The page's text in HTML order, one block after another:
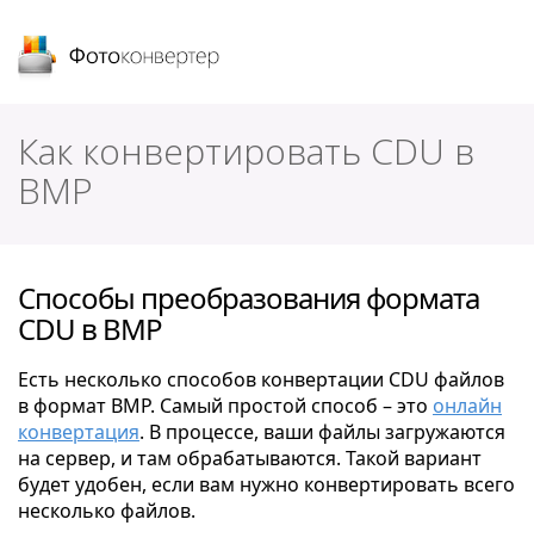
Как конвертировать CDU в
BMP
Способы преобразования формата
CDU в BMP
Есть несколько способов конвертации CDU файлов
в формат BMP. Самый простой способ – это онлайн
конвертация. В процессе, ваши файлы загружаются
на сервер, и там обрабатываются. Такой вариант
будет удобен, если вам нужно конвертировать всего
несколько файлов.